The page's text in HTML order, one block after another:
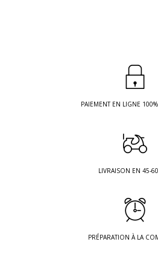
PAIEMENT EN LIGNE
LIVRAISON EN 45-
PRÉPARATION À LA